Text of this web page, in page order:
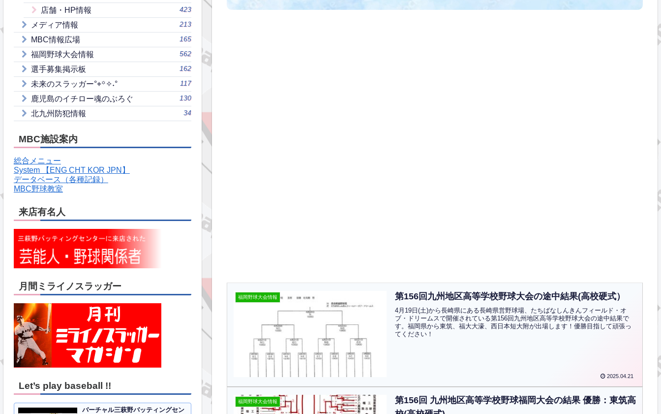
福岡野球大会情報 第156回九州地区高等学校野球大会の途中結果(高校硬式）
4月19日(土)から長崎県にある長崎県営野球場、たちばなしんきんフィールド・オ
ブ・ドリームスで開催されている第156回九州地区高等学校野球大会の途中結果で
す。福岡県から東筑、福大大濠、西日本短大附が出場します！優勝目指して頑張っ
てください！
2025.04.21
福岡野球大会情報
第156回 九州地区高等学校野球福岡大会の結果 優勝：東筑高
店舗・HP情報 423
メディア情報 213
MBC情報広場 165
福岡野球大会情報 562
選手募集掲示板 162
未来のスラッガー°⌖꙳✧˖° 117
鹿児島のイチロー魂のぶろぐ 130
北九州防犯情報 34
MBC施設案内
総合メニュー
System 【ENG CHT KOR JPN】
データベース（各種記録）
MBC野球教室
来店有名人
月間ミライノスラッガー
Let’s play baseball !!
バーチャル三萩野バッティングセン